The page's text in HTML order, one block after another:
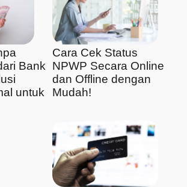
Bank
untuk
Cara Cek Status
NPWP Secara Online
dan Offline dengan
Mudah!